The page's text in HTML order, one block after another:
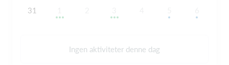
31
Ingen aktiviteter denne dag